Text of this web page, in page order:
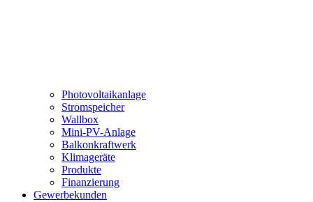
Photovoltaikanlage
Stromspeicher
Wallbox
Mini-PV-Anlage
Balkonkraftwerk
Klimageräte
Produkte
Finanzierung
Gewerbekunden